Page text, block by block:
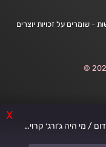
X
פרק 58 - שטר הכסף שהפיל את הגרדום / מי היה ג׳ורג׳ קרויקשנק
- שומרים על זכויות יוצרים